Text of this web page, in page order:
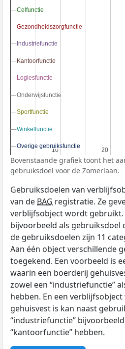
10
10 20
20
Celfunctie
Celfunctie
Gezondheidszorgfunctie
Gezondheidszorgfunctie
Industriefunctie
Industriefunctie
Kantoorfunctie
Kantoorfunctie
Logiesfunctie
Logiesfunctie
Onderwijsfunctie
Onderwijsfunctie
Sportfunctie
Sportfunctie
Winkelfunctie
Winkelfunctie
Overige gebruiksfunctie
Overige gebruiksfunctie
Bovenstaande grafiek toont het
gebruiksdoel voor de Zomerlaan.
Gebruiksdoelen van
van de BAG registratie. Ze
verblijfsobject wordt
bijvoorbeeld als gebruiksdoel
de gebruiksdoelen zijn 11
Aan één object verschillende
toegekend. Een voorbeeld is
waarin een boerderij
zowel een “industriefunctie”
hebben. En een
gehuisvest is kan naast
“industriefunctie”
“kantoorfunctie” hebben.